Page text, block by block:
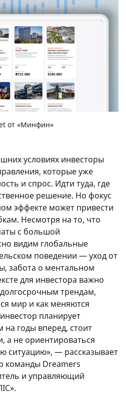
от «Минфин»
условиях инвесторы
которые уже
и спрос. Идти туда, где
решение. Но фокус
эффекте может привести
Несмотря на то, что
с большой
видим глобальные
поведении — уход от
забота о ментальном
для инвестора важно
трендам,
мир и как меняются
планирует
на годы вперед, стоит
а не ориентироваться
ситуацию», — рассказывает
команды Dreamers
и управляющий